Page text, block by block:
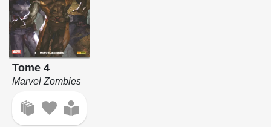
Tome 4
Marvel Zombies